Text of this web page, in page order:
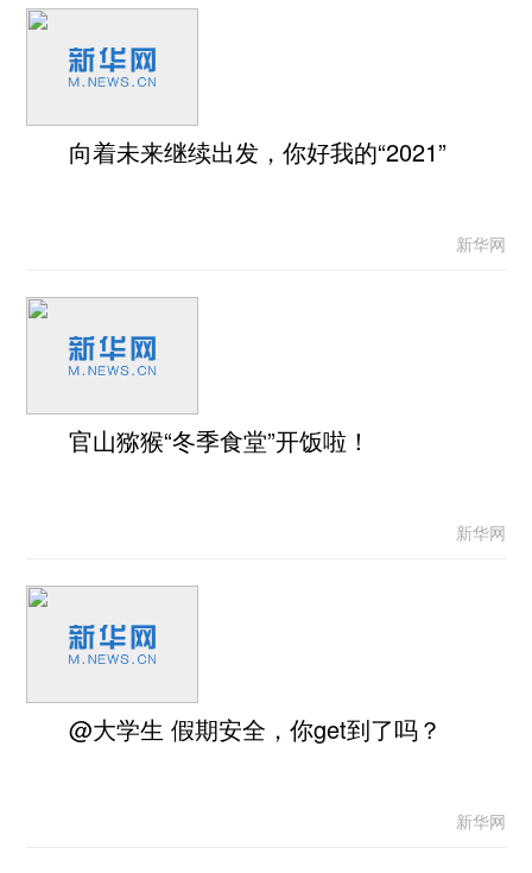
向着未来继续出发，你好我的“2021”
新华网
官山猕猴“冬季食堂”开饭啦！
新华网
@大学生 假期安全，你get到了吗？
新华网